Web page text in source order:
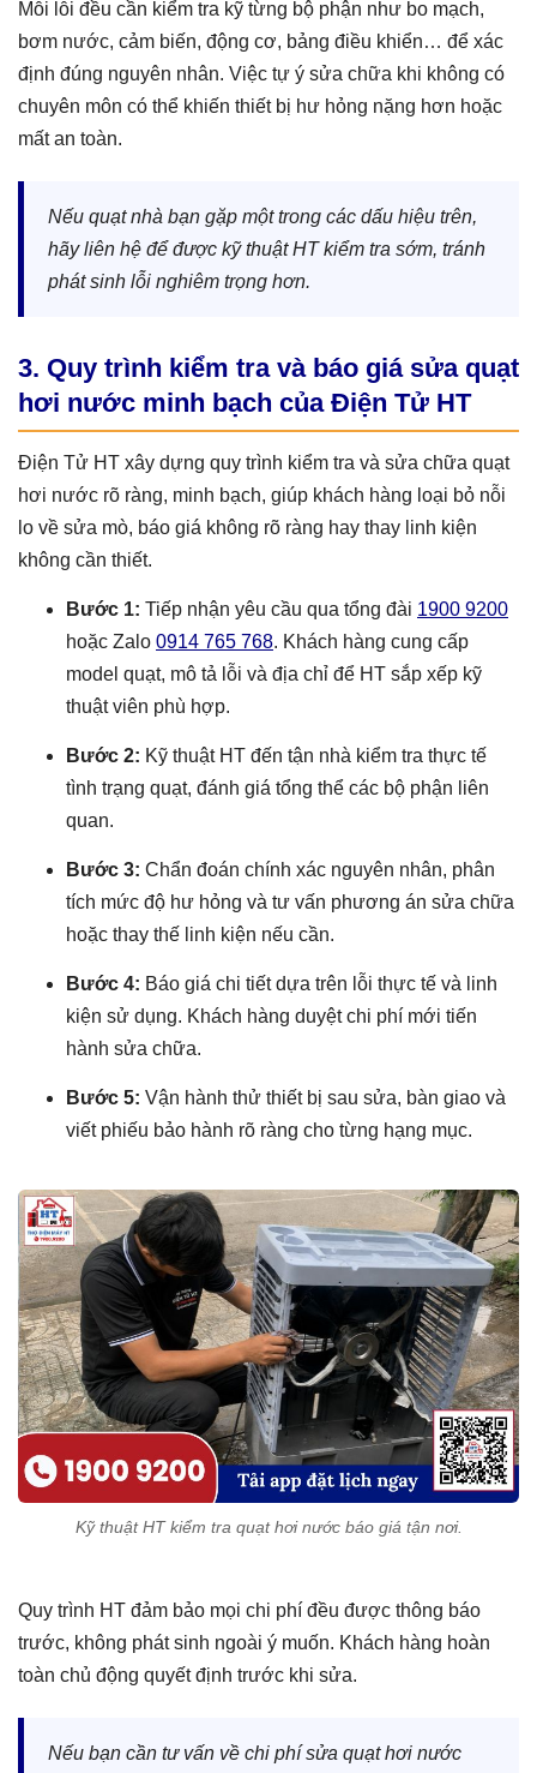
Mỗi lỗi đều cần kiểm tra kỹ từng bộ phận như bo mạch,
bơm nước, cảm biến, động cơ, bảng điều khiển… để xác
định đúng nguyên nhân. Việc tự ý sửa chữa khi không có
chuyên môn có thể khiến thiết bị hư hỏng nặng hơn hoặc
mất an toàn.
Nếu quạt nhà bạn gặp một trong các dấu hiệu trên,
hãy liên hệ để được kỹ thuật HT kiểm tra sớm, tránh
phát sinh lỗi nghiêm trọng hơn.
3. Quy trình kiểm tra và báo giá sửa quạt
hơi nước minh bạch của Điện Tử HT
Điện Tử HT xây dựng quy trình kiểm tra và sửa chữa quạt
hơi nước rõ ràng, minh bạch, giúp khách hàng loại bỏ nỗi
lo về sửa mò, báo giá không rõ ràng hay thay linh kiện
không cần thiết.
Bước 1: Tiếp nhận yêu cầu qua tổng đài 1900 9200
hoặc Zalo 0914 765 768. Khách hàng cung cấp
model quạt, mô tả lỗi và địa chỉ để HT sắp xếp kỹ
thuật viên phù hợp.
Bước 2: Kỹ thuật HT đến tận nhà kiểm tra thực tế
tình trạng quạt, đánh giá tổng thể các bộ phận liên
quan.
Bước 3: Chẩn đoán chính xác nguyên nhân, phân
tích mức độ hư hỏng và tư vấn phương án sửa chữa
hoặc thay thế linh kiện nếu cần.
Bước 4: Báo giá chi tiết dựa trên lỗi thực tế và linh
kiện sử dụng. Khách hàng duyệt chi phí mới tiến
hành sửa chữa.
Bước 5: Vận hành thử thiết bị sau sửa, bàn giao và
viết phiếu bảo hành rõ ràng cho từng hạng mục.
Kỹ thuật HT kiểm tra quạt hơi nước báo giá tận nơi.
Quy trình HT đảm bảo mọi chi phí đều được thông báo
trước, không phát sinh ngoài ý muốn. Khách hàng hoàn
toàn chủ động quyết định trước khi sửa.
Nếu bạn cần tư vấn về chi phí sửa quạt hơi nước